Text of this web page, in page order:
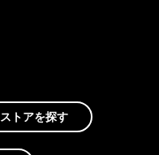
ストアを探す